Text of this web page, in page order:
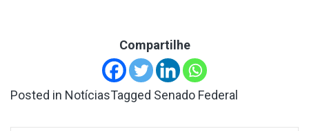
Compartilhe
Posted in NotíciasTagged Senado Federal